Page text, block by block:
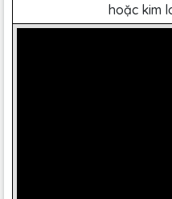
hoặc kim